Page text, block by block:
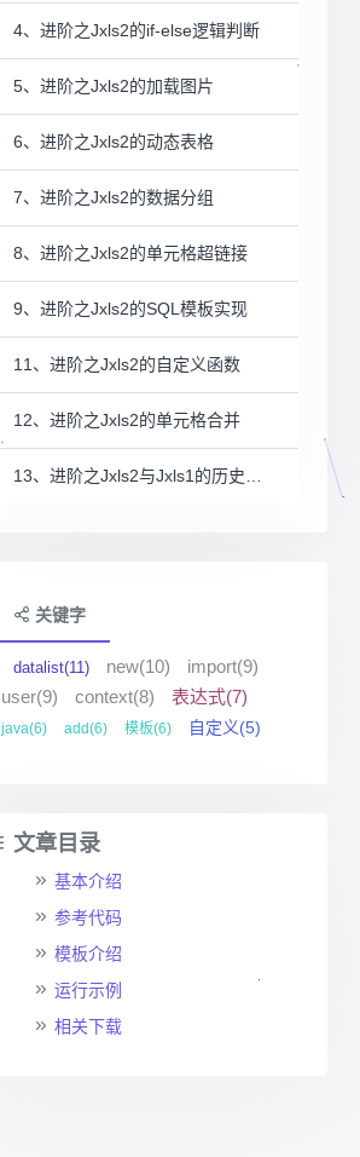
4、进阶之Jxls2的if-else逻辑判断
5、进阶之Jxls2的加载图片
6、进阶之Jxls2的动态表格
7、进阶之Jxls2的数据分组
8、进阶之Jxls2的单元格超链接
9、进阶之Jxls2的SQL模板实现
11、进阶之Jxls2的自定义函数
12、进阶之Jxls2的单元格合并
关键字
datalist(11) new(10)
import(9)
user(9)
context(8) 表达式(7)
java(6) add(6) 模板(6) 自定义(5)
文章目录
基本介绍
参考代码
模板介绍
运行示例
相关下载